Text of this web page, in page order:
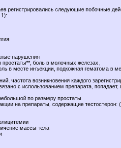
регистрировались следующие побочные
нарушения
боль в молочных железах,
в месте инъекции, подкожная гематома в
частота возникновения каждого
с использованием препарата,
по размеру простаты
на препараты, содержащие тестостерон:
массы тела